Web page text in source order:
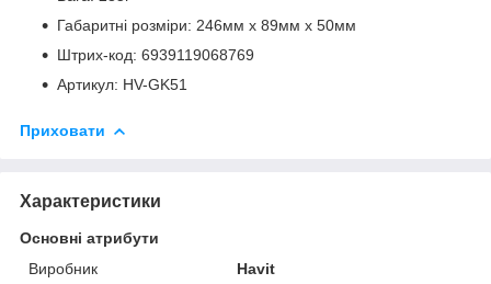
Габаритні розміри: 246мм х 89мм х 50мм
Штрих-код: 6939119068769
Артикул: HV-GK51
Приховати
Характеристики
Основні атрибути
Виробник
Havit